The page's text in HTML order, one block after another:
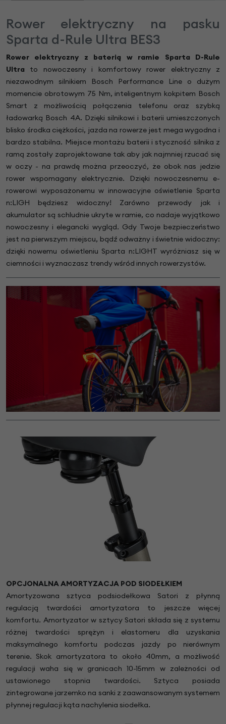
Rower elektryczny na pasku
Sparta d-Rule Ultra BES3
Rower elektryczny z baterią w ramie Sparta D-Rule
Ultra to nowoczesny i komfortowy rower elektryczny z
niezawodnym silnikiem Bosch Performance Line o dużym
momencie obrotowym 75 Nm, inteligentnym kokpitem Bosch
Smart z możliwością połączenia telefonu oraz szybką
ładowarką Bosch 4A. Dzięki silnikowi i baterii umieszczonych
blisko środka ciężkości, jazda na rowerze jest mega wygodna i
bardzo stabilna. Miejsce montażu baterii i styczność silnika z
ramą zostały zaprojektowane tak aby jak najmniej rzucać się
w oczy - na prawdę można przeoczyć, że obok nas jedzie
rower wspomagany elektrycznie. Dzięki nowoczesnemu e-
rowerowi wyposażonemu w innowacyjne oświetlenie Sparta
n:LIGH będziesz widoczny! Zarówno przewody jak i
akumulator są schludnie ukryte w ramie, co nadaje wyjątkowo
nowoczesny i elegancki wygląd. Gdy Twoje bezpieczeństwo
jest na pierwszym miejscu, bądź odważny i świetnie widoczny:
dzięki nowemu oświetleniu Sparta n:LIGHT wyróżniasz się w
ciemności i wyznaczasz trendy wśród innych rowerzystów.
OPCJONALNA AMORTYZACJA POD SIODEŁKIEM
Amortyzowana sztyca podsiodełkowa Satori z płynną
regulacją twardości amortyzatora to jeszcze więcej
komfortu. Amortyzator w sztycy Satori składa się z systemu
różnej twardości sprężyn i elastomeru dla uzyskania
maksymalnego komfortu podczas jazdy po nierównym
terenie. Skok amortyzatora to około 40mm, a możliwość
regulacji waha się w granicach 10-15mm w zależności od
ustawionego stopnia twardości. Sztyca posiada
zintegrowane jarzemko na sanki z zaawansowanym systemem
płynnej regulacji kąta nachylenia siodełka.